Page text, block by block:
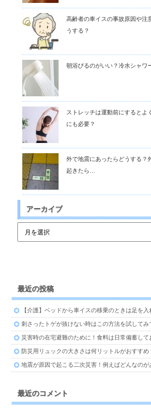
高齢者の車イスの事故原因や注
うする？
朝浴びるのがいい？冷水シャワ
ストレッチは運動前にするとよ
にも必要？
外で地震にあったらどうする？
起きたら…
アーカイブ
最近の投稿
【介護】ベッドから車イスの移乗のときは足を入
刺さったトゲが抜けない時はこの方法を試してみ
災害時の在宅避難のために！食料は日常備蓄して
防災用リュックの大きさは何リットルがおすすめ
地震が原因で起こる二次災害！例えばどんなのが
最近のコメント